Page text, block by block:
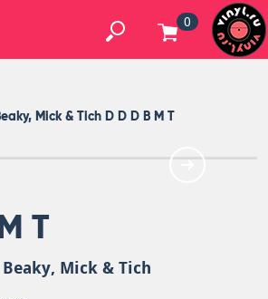
0
Mick & Tich D D D B M T
T
Beaky, Mick & Tich